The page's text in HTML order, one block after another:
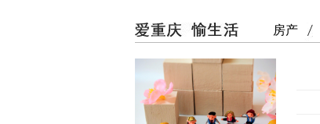
房产